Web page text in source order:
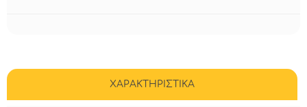
ΧΑΡΑΚΤΗΡΙΣΤΙΚΑ